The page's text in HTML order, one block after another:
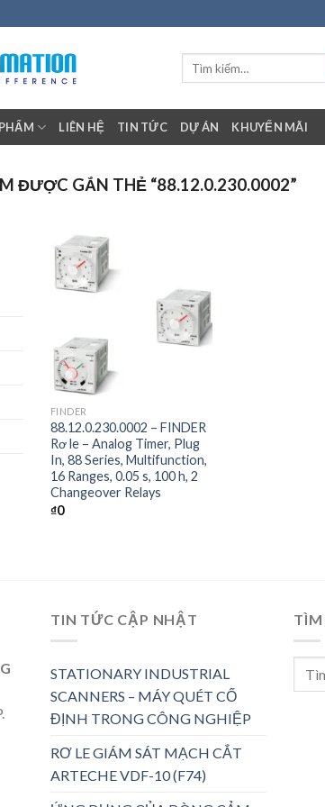
LIÊN HỆ TIN TỨC DỰ ÁN KHUYẾN MÃI
ĐƯỢC GẮN THẺ “88.12.0.230.0002”
+
FINDER
88.12.0.230.0002 – FINDER
Rơ le – Analog Timer, Plug
In, 88 Series, Multifunction,
16 Ranges, 0.05 s, 100 h, 2
Changeover Relays
₫0
TIN TỨC CẬP NHẬT
STATIONARY INDUSTRIAL
SCANNERS – MÁY QUÉT CỐ
ĐỊNH TRONG CÔNG NGHIỆP
RƠ LE GIÁM SÁT MẠCH CẮT
ARTECHE VDF-10 (F74)
TÌM